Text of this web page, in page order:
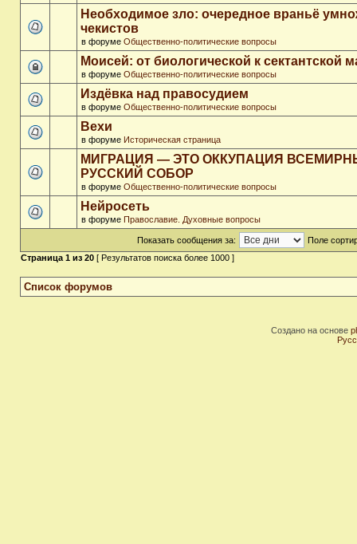
Необходимое зло: очередное враньё
чекистов
в форуме Общественно-политические вопросы
Моисей: от биологической к сектантской
в форуме Общественно-политические вопросы
Издёвка над правосудием
в форуме Общественно-политические вопросы
Вехи
в форуме Историческая страница
МИГРАЦИЯ — ЭТО ОККУПАЦИЯ
РУССКИЙ СОБОР
в форуме Общественно-политические вопросы
Нейросеть
в форуме Православие. Духовные вопросы
Показать сообщения за:
Поле
Страница 1 из 20 [ Результатов поиска более 1000 ]
Список форумов
Создано на основе